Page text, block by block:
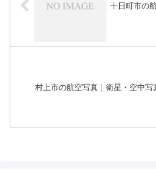
十日町市の
村上市の航空写真｜衛星・空中写